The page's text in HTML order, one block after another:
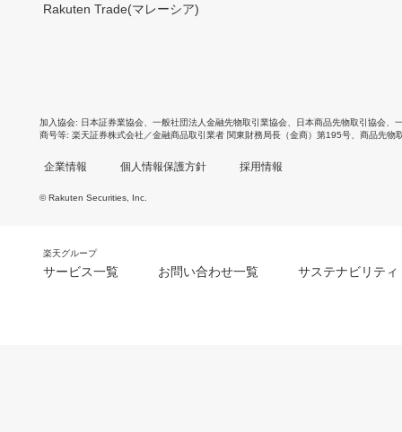
Rakuten Trade(マレーシア)
加入協会 日本証券業協会 一般社団法人金融先物取引業協会 日本商品先物取引協会
商号等 楽天証券株式会社／金融商品取引業者 関東財務局長（金商）第195号、商品先物
企業情報 個人情報保護方針 採用情報
© Rakuten Securities, Inc.
楽天グループ
サービス一覧 お問い合わせ一覧 サステナビリティ